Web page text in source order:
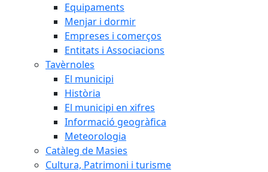
Equipaments
Menjar i dormir
Empreses i comerços
Entitats i Associacions
Tavèrnoles
El municipi
Història
El municipi en xifres
Informació geogràfica
Meteorologia
Catàleg de Masies
Cultura, Patrimoni i turisme